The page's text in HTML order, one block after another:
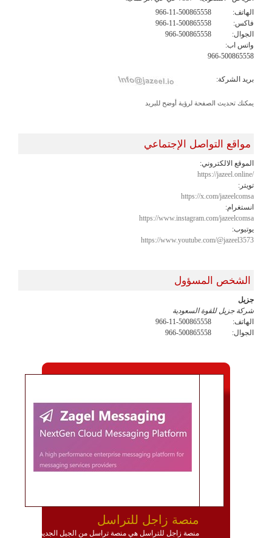
الهاتف:
966-11-500865558
فاكس:
966-11-500865558
الجوال:
966-500865558
واتس اب:
966-500865558
بريد الشركة:
يمكنك تحديث الصفحة لرؤية أوضح للبريد
مواقع التواصل الإجتماعي
الموقع الالكتروني:
https://jazeel.online/
تويتر:
https://x.com/jazeelcomsa
انستغرام:
https://www.instagram.com/jazeelcomsa
يوتيوب:
https://www.youtube.com/@jazeel3573
الشخص المسؤول
جزيل
شركة جزيل للقوة السعودية
الهاتف:
966-11-500865558
الجوال:
966-500865558
منصة زاجل للتراسل
منصة زاجل للتراسل هي منصة تراسل من الجيل الجديد